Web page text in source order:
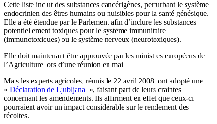
Cette liste inclut des substances cancérigènes, perturbant le système
endocrinien des êtres humains ou nuisibles pour la santé génésique.
Elle a été étendue par le Parlement afin d’inclure les substances
potentiellement toxiques pour le système immunitaire
(immunotoxiques) ou le système nerveux (neurotoxiques).
Elle doit maintenant être approuvée par les ministres européens de
l’Agriculture lors d’une réunion en mai.
Mais les experts agricoles, réunis le 22 avril 2008, ont adopté une
« Déclaration de Ljubljana », faisant part de leurs craintes
concernant les amendements. Ils affirment en effet que ceux-ci
pourraient avoir un impact considérable sur le rendement des
récoltes.